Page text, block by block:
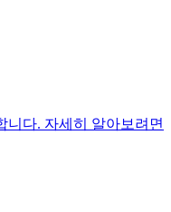
니다. 자세히 알아보려면